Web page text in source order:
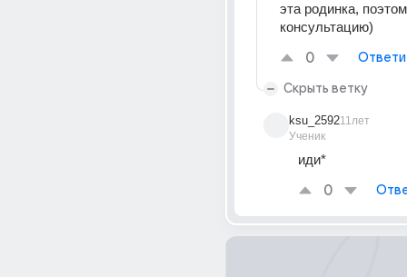
эта родинка,
консультацию)
0
Скрыть ветку
ksu_2592
Ученик
11лет
иди*
0